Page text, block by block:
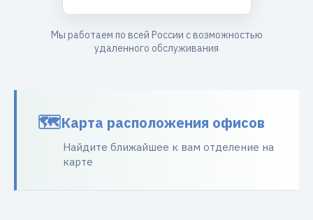
Мы работаем по всей России с возможностью
удаленного обслуживания
Карта расположения офисов
Найдите ближайшее к вам отделение на
карте